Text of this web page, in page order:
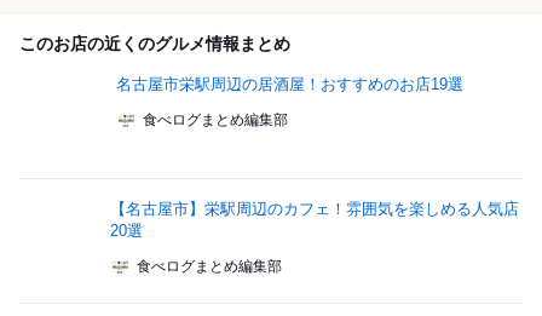
このお店の近くのグルメ情報まとめ
名古屋市栄駅周辺の居酒屋！おすすめのお店19選
食べログまとめ編集部
【名古屋市】栄駅周辺のカフェ！雰囲気を楽しめる人気店
20選
食べログまとめ編集部